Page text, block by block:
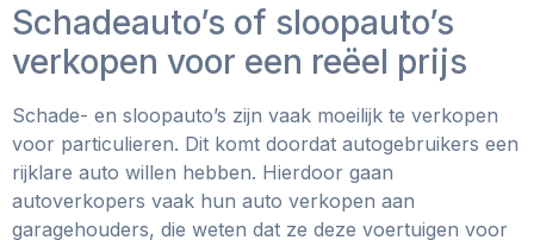
Schadeauto’s of sloopauto’s
verkopen voor een reëel prijs
Schade- en sloopauto’s zijn vaak moeilijk te verkopen
voor particulieren. Dit komt doordat autogebruikers een
rijklare auto willen hebben. Hierdoor gaan
autoverkopers vaak hun auto verkopen aan
garagehouders, die weten dat ze deze voertuigen voor